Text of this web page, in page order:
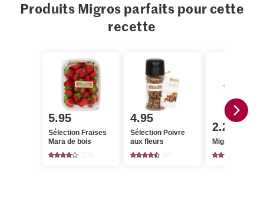
Produits Migros parfaits pour cette
recette
5.95
Sélection Fraises
Mara de bois
4.95
Sélection Poivre
aux fleurs
2.20
Migros